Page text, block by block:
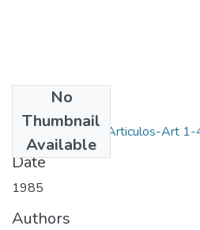
No
Thumbnail
Available
1985-V9-N1-4-Articulos-Art 1-
Date
1985
Authors